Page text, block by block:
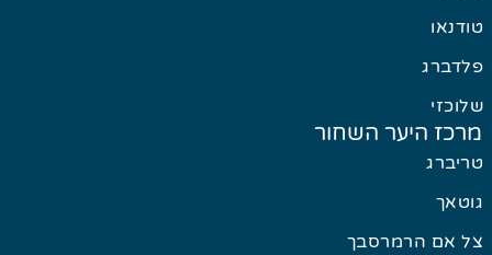
טודנאו
פלדברג
שלוכזי
מרכז היער השחור
טריברג
גוטאך
צל אם הרמרסבך